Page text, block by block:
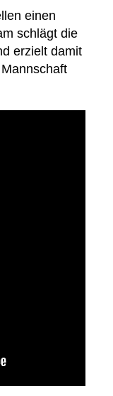
einen
schlägt die
erzielt damit